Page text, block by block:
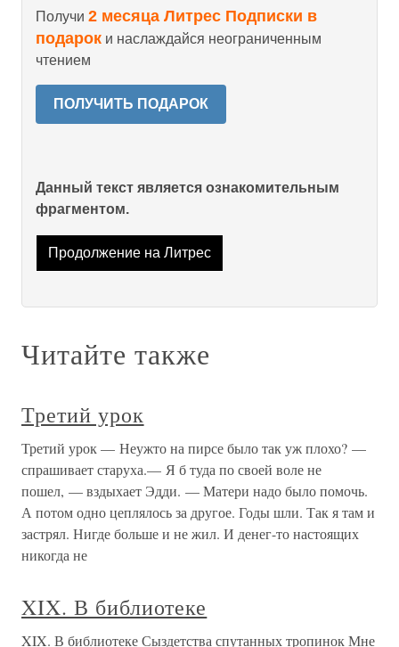
Получи 2 месяца Литрес Подписки в
подарок и наслаждайся неограниченным
чтением
ПОЛУЧИТЬ ПОДАРОК
Данный текст является ознакомительным
фрагментом.
Продолжение на Литрес
Читайте также
Третий урок
Третий урок — Неужто на пирсе было так уж плохо? —
спрашивает старуха.— Я б туда по своей воле не
пошел, — вздыхает Эдди. — Матери надо было помочь.
А потом одно цеплялось за другое. Годы шли. Так я там и
застрял. Нигде больше и не жил. И денег-то настоящих
никогда не
XIX. В библиотеке
XIX. В библиотеке Сыздетства спутанных тропинок Мне